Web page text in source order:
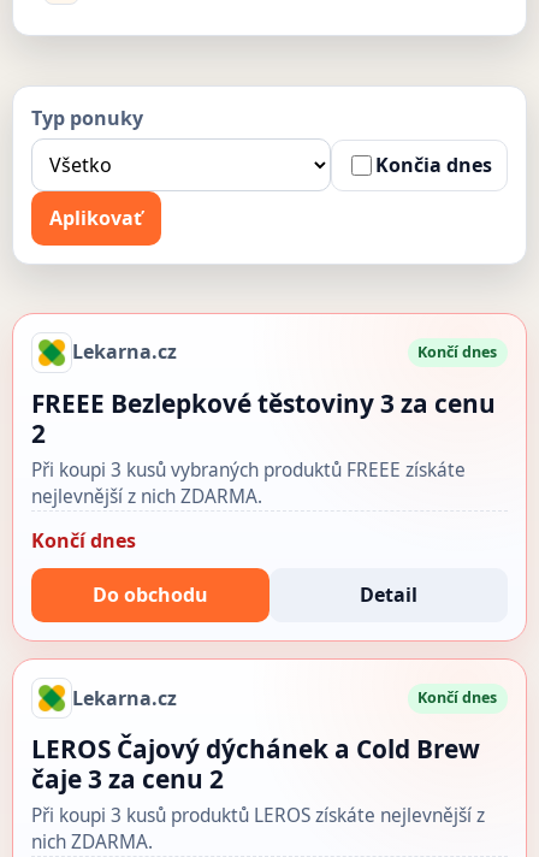
Typ ponuky
Končia dnes
Aplikovať
Lekarna.cz Končí dnes
FREEE Bezlepkové těstoviny 3 za cenu
2
Při koupi 3 kusů vybraných produktů FREEE získáte
nejlevnější z nich ZDARMA.
Končí dnes
Do obchodu Detail
Lekarna.cz Končí dnes
LEROS Čajový dýchánek a Cold Brew
čaje 3 za cenu 2
Při koupi 3 kusů produktů LEROS získáte nejlevnější z
nich ZDARMA.